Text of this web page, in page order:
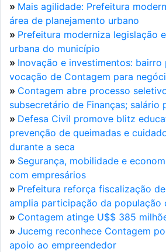
» Mais agilidade: Prefeitura
área de planejamento urbano
» Prefeitura moderniza legislação
urbana do município
» Inovação e investimentos:
vocação de Contagem para
» Contagem abre processo
subsecretário de Finanças; salário
» Defesa Civil promove blitz
prevenção de queimadas e
durante a seca
» Segurança, mobilidade e
com empresários
» Prefeitura reforça fiscalização
amplia participação da população
» Contagem atinge U$$ 385
» Jucemg reconhece Contagem
apoio ao empreendedor